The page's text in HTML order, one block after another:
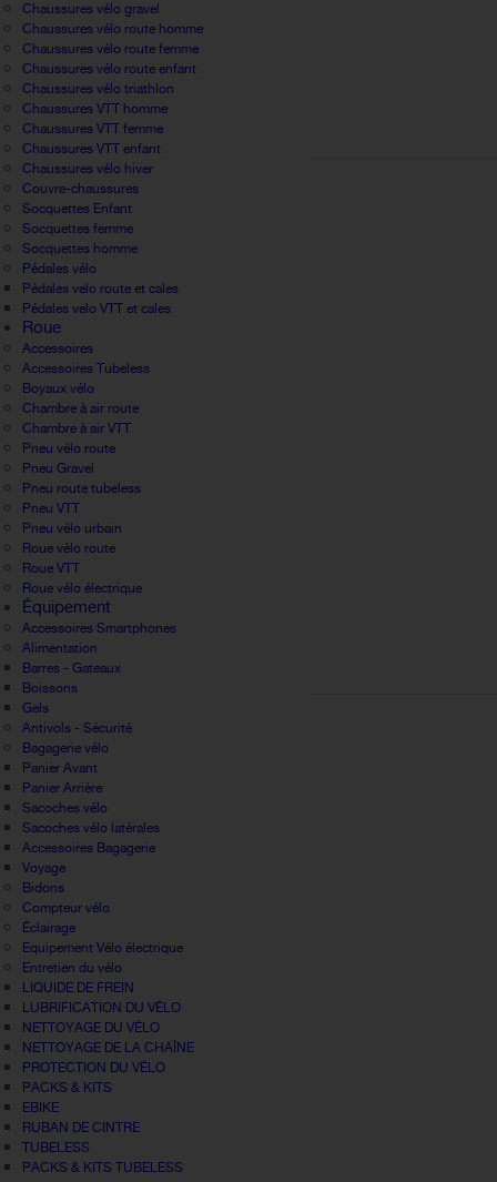
Chaussures vélo gravel
Chaussures vélo route homme
Chaussures vélo route femme
Chaussures vélo route enfant
Chaussures vélo triathlon
Chaussures VTT homme
Chaussures VTT femme
Chaussures VTT enfant
Chaussures vélo hiver
Couvre-chaussures
Socquettes Enfant
Socquettes femme
Socquettes homme
Pédales vélo
Pédales velo route et cales
Pédales velo VTT et cales
Roue
Accessoires
Accessoires Tubeless
Boyaux vélo
Chambre à air route
Chambre à air VTT
Pneu vélo route
Pneu Gravel
Pneu route tubeless
Pneu VTT
Pneu vélo urbain
Roue vélo route
Roue VTT
Roue vélo électrique
Équipement
Accessoires Smartphones
Alimentation
Barres - Gateaux
Boissons
Gels
Antivols - Sécurité
Bagagerie vélo
Panier Avant
Panier Arrière
Sacoches vélo
Sacoches vélo latérales
Accessoires Bagagerie
Voyage
Bidons
Compteur vélo
Éclairage
Equipement Vélo électrique
Entretien du vélo
LIQUIDE DE FREIN
LUBRIFICATION DU VÉLO
NETTOYAGE DU VÉLO
NETTOYAGE DE LA CHAÎNE
PROTECTION DU VÉLO
PACKS & KITS
EBIKE
RUBAN DE CINTRE
TUBELESS
PACKS & KITS TUBELESS